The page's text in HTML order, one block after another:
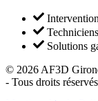
Solutions
© 2026 AF3D
- Tous droits réservés